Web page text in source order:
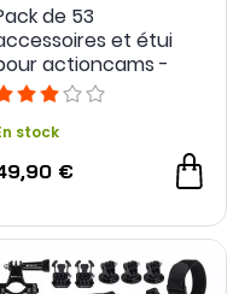
de 53
et étui
actioncams -
stock
€